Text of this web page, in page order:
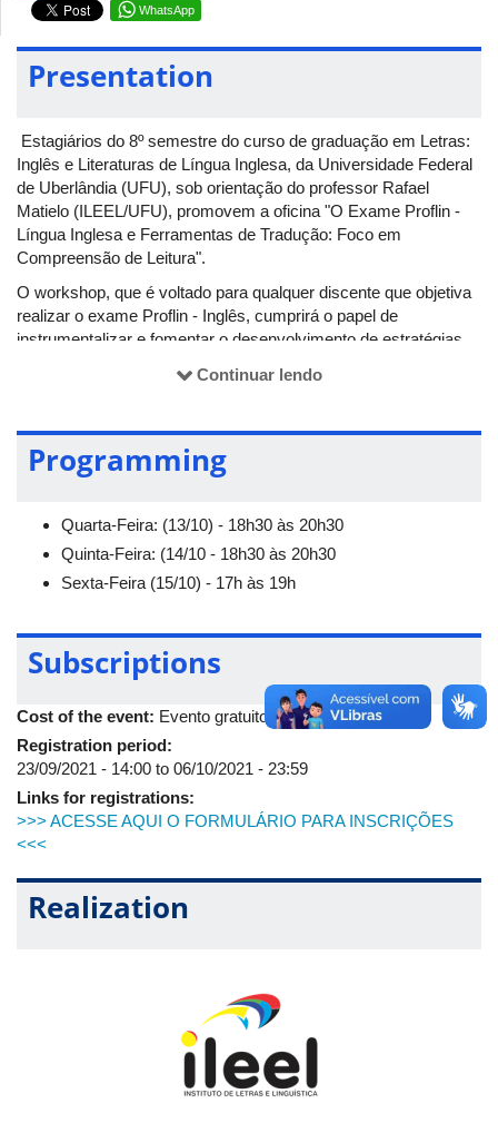
WhatsApp
Presentation
Estagiários do 8º semestre do curso de graduação em Letras:
Inglês e Literaturas de Língua Inglesa, da Universidade Federal
de Uberlândia (UFU), sob orientação do professor Rafael
Matielo (ILEEL/UFU), promovem a oficina "O Exame Proflin -
Língua Inglesa e Ferramentas de Tradução: Foco em
Compreensão de Leitura".
O workshop, que é voltado para qualquer discente que objetiva
realizar o exame Proflin - Inglês, cumprirá o papel de
instrumentalizar e fomentar o desenvolvimento de estratégias
inglesa a partir de algumas ferramentas de tradução disponíveis
A oficina não exige determinado nível de proficiência; no
entanto, é desejável certo nível de compreensão intermediário
se inscrever previamente.
Continuar lendo
Programming
Quarta-Feira: (13/10) - 18h30 às 20h30
Quinta-Feira: (14/10 - 18h30 às 20h30
Sexta-Feira (15/10) - 17h às 19h
Subscriptions
Cost of the event: Evento gratuito
Registration period:
23/09/2021 - 14:00 to 06/10/2021 - 23:59
Links for registrations:
>>> ACESSE AQUI O FORMULÁRIO PARA INSCRIÇÕES
<<<
Realization